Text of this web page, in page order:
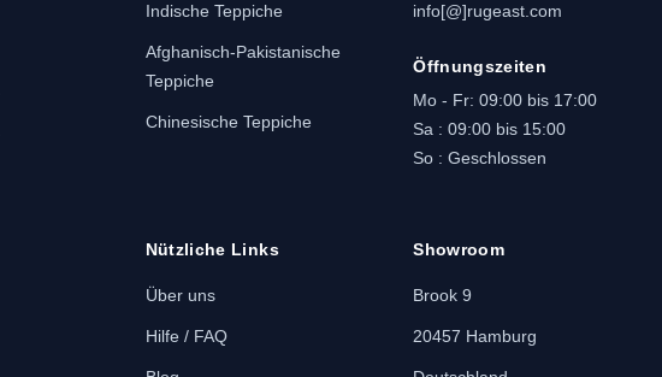
Indische Teppiche
Afghanisch-Pakistanische
Teppiche
Chinesische Teppiche
info[@]rugeast.com
Öffnungszeiten
Mo - Fr: 09:00 bis 17:00
Sa : 09:00 bis 15:00
So : Geschlossen
Nützliche Links
Über uns
Hilfe / FAQ
Showroom
Brook 9
20457 Hamburg